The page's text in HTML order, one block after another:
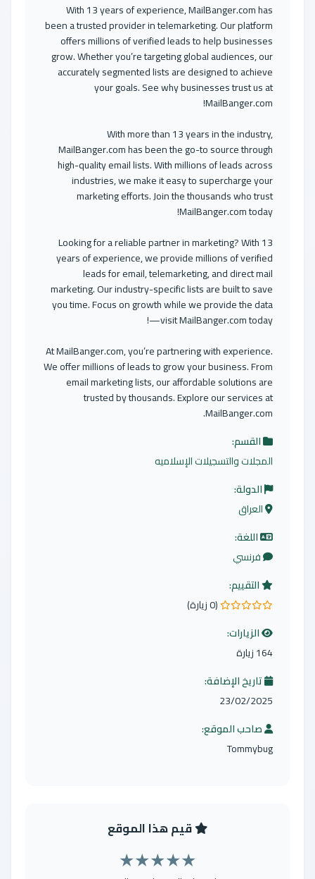
With 13 years of experience, MailBanger.com has
been a trusted provider in telemarketing. Our platform
offers millions of verified leads to help businesses
grow. Whether you’re targeting global audiences, our
accurately segmented lists are designed to achieve
your goals. See why businesses trust us at
MailBanger.com!
With more than 13 years in the industry,
MailBanger.com has been the go-to source through
high-quality email lists. With millions of leads across
industries, we make it easy to supercharge your
marketing efforts. Join the thousands who trust
MailBanger.com today!
Looking for a reliable partner in marketing? With 13
years of experience, we provide millions of verified
leads for email, telemarketing, and direct mail
marketing. Our industry-specific lists are built to save
you time. Focus on growth while we provide the data
—visit MailBanger.com today!
At MailBanger.com, you’re partnering with experience.
We offer millions of leads to grow your business. From
email marketing lists, our affordable solutions are
trusted by thousands. Explore our services at
MailBanger.com.
القسم:
المجلات والتسجيلات الإسلاميه
الدولة:
العراق
اللغة:
فرنسي
التقييم:
0.0 من 5 نجوم
(0 زيارة)
الزيارات:
164 زيارة
تاريخ الإضافة:
23/02/2025
صاحب الموقع:
Tommybug
قيم هذا الموقع
★
★
★
★
★